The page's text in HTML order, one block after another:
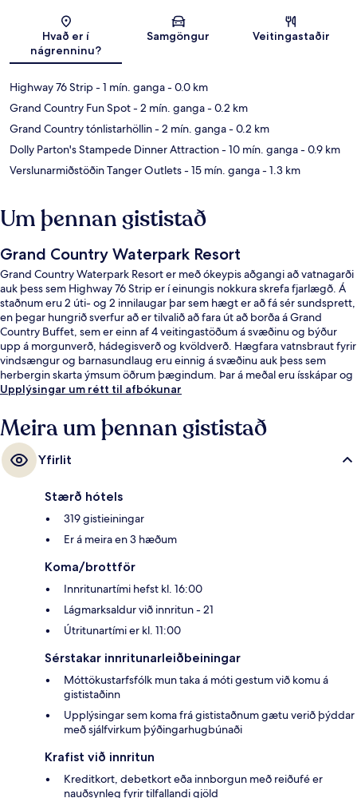
Kort
Hvað er í
nágrenninu?
Samgöngur Veitingastaðir
Highway 76 Strip- 1 mín. ganga- 0.0 km
Grand Country Fun Spot- 2 mín. ganga- 0.2 km
Grand Country tónlistarhöllin- 2 mín. ganga- 0.2 km
Dolly Parton's Stampede Dinner Attraction- 10 mín. ganga- 0.9 km
Verslunarmiðstöðin Tanger Outlets- 15 mín. ganga- 1.3 km
Um þennan gististað
Grand Country Waterpark Resort
Grand Country Waterpark Resort er með ókeypis aðgangi að vatnagarði
auk þess sem Highway 76 Strip er í einungis nokkura skrefa fjarlægð. Á
staðnum eru 2 úti- og 2 innilaugar þar sem hægt er að fá sér sundsprett,
en þegar hungrið sverfur að er tilvalið að fara út að borða á Grand
Country Buffet, sem er einn af 4 veitingastöðum á svæðinu og býður
upp á morgunverð, hádegisverð og kvöldverð. Hægfara vatnsbraut fyrir
vindsængur og barnasundlaug eru einnig á svæðinu auk þess sem
herbergin skarta ýmsum öðrum þægindum. Þar á meðal eru ísskápar og
örbylgjuofnar.
Upplýsingar um rétt til afbókunar
Meira um þennan gististað
Yfirlit
Stærð hótels
319 gistieiningar
Er á meira en 3 hæðum
Koma/brottför
Innritunartími hefst kl. 16:00
Lágmarksaldur við innritun - 21
Útritunartími er kl. 11:00
Sérstakar innritunarleiðbeiningar
Móttökustarfsfólk mun taka á móti gestum við komu á
gististaðinn
Upplýsingar sem koma frá gististaðnum gætu verið þýddar
með sjálfvirkum þýðingarhugbúnaði
Krafist við innritun
Kreditkort, debetkort eða innborgun með reiðufé er
nauðsynleg fyrir tilfallandi gjöld